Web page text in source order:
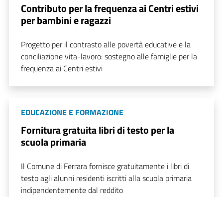
Contributo per la frequenza ai Centri estivi
per bambini e ragazzi
Progetto per il contrasto alle povertà educative e la
conciliazione vita-lavoro: sostegno alle famiglie per la
frequenza ai Centri estivi
EDUCAZIONE E FORMAZIONE
Fornitura gratuita libri di testo per la
scuola primaria
Il Comune di Ferrara fornisce gratuitamente i libri di
testo agli alunni residenti iscritti alla scuola primaria
indipendentemente dal reddito